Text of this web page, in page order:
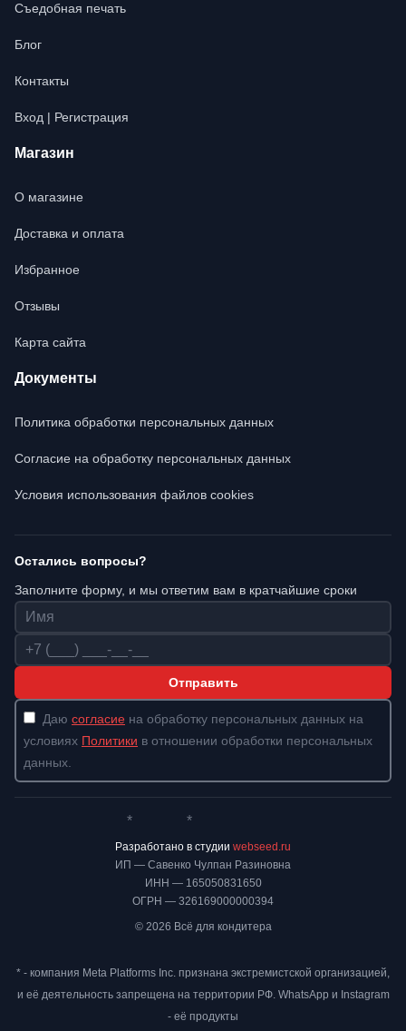
Съедобная печать
Блог
Контакты
Вход | Регистрация
Магазин
О магазине
Доставка и оплата
Избранное
Отзывы
Карта сайта
Документы
Политика обработки персональных данных
Согласие на обработку персональных данных
Условия использования файлов cookies
Остались вопросы?
Заполните форму, и мы ответим вам в кратчайшие сроки
Имя
Телефон
Отправить
Даю согласие на обработку персональных данных на
условиях Политики в отношении обработки персональных
данных.
ИП — Савенко Чулпан Разиновна
ИНН — 165050831650
ОГРН — 326169000000394
© 2026 Всё для кондитера
* *
Разработано в студии webseed.ru
* - компания Meta Platforms Inc. признана экстремистской организацией,
и её деятельность запрещена на территории РФ. WhatsApp и Instagram
- её продукты